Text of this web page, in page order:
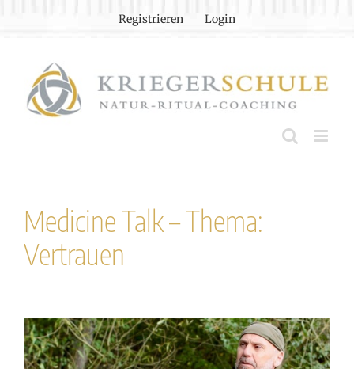
springen
Registrieren Login
Medicine Talk – Thema:
Vertrauen
Zeige
grösseres